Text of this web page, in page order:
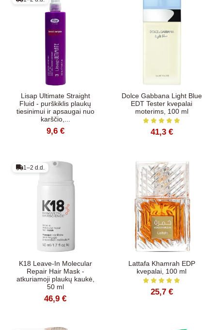
Lisap Ultimate Straight
Fluid - purškiklis plaukų
tiesinimui ir apsaugai nuo
karščio,...
9,6 €
Dolce Gabbana Light Blue
EDT Tester kvepalai
moterims, 100 ml
41,3 €
1–2 d.d.
K18 Leave-In Molecular
Repair Hair Mask -
atkuriamoji plaukų kaukė,
50 ml
46,9 €
Lattafa Khamrah EDP
kvepalai, 100 ml
25,7 €